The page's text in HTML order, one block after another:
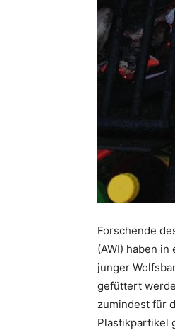
Forschende
(AWI) haben
junger
gefüttert
zumindest für
Plastikpartikel